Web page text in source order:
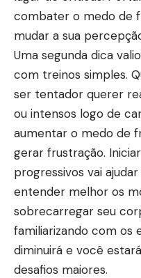
combater o medo de
mudar a sua
Uma segunda dica
com treinos simples.
ser tentador querer
ou intensos logo de
aumentar o medo de
gerar frustração.
progressivos vai
entender melhor os
sobrecarregar seu
familiarizando com os
diminuirá e você
desafios maiores.